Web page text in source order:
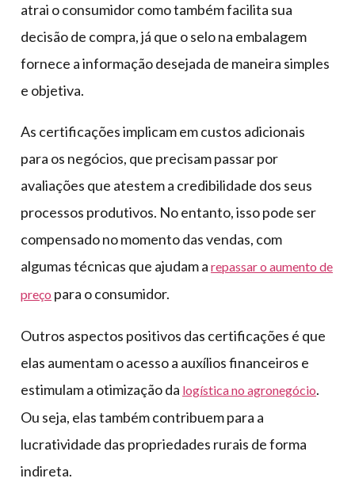
atrai o consumidor como também facilita sua
decisão de compra, já que o selo na embalagem
fornece a informação desejada de maneira simples
e objetiva.
As certificações implicam em custos adicionais
para os negócios, que precisam passar por
avaliações que atestem a credibilidade dos seus
processos produtivos. No entanto, isso pode ser
compensado no momento das vendas, com
algumas técnicas que ajudam a repassar o aumento de
preço para o consumidor.
Outros aspectos positivos das certificações é que
elas aumentam o acesso a auxílios financeiros e
estimulam a otimização da logística no agronegócio.
Ou seja, elas também contribuem para a
lucratividade das propriedades rurais de forma
indireta.